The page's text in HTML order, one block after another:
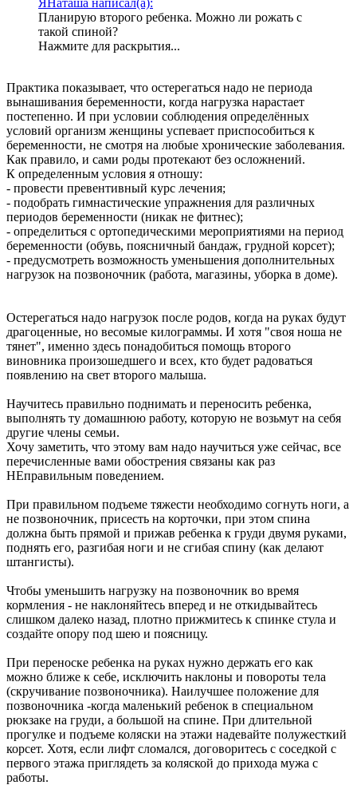
Планирую второго ребенка. Можно ли рожать с
такой спиной?
Нажмите для раскрытия...
Практика показывает, что остерегаться надо не периода
вынашивания беременности, когда нагрузка нарастает
постепенно. И при условии соблюдения определённых
условий организм женщины успевает приспособиться к
беременности, не смотря на любые хронические заболевания.
Как правило, и сами роды протекают без осложнений.
К определенным условия я отношу:
- провести превентивный курс лечения;
- подобрать гимнастические упражнения для различных
периодов беременности (никак не фитнес);
- определиться с ортопедическими мероприятиями на период
беременности (обувь, поясничный бандаж, грудной корсет);
- предусмотреть возможность уменьшения дополнительных
нагрузок на позвоночник (работа, магазины, уборка в доме).
Остерегаться надо нагрузок после родов, когда на руках будут
драгоценные, но весомые килограммы. И хотя "своя ноша не
тянет", именно здесь понадобиться помощь второго
виновника произошедшего и всех, кто будет радоваться
появлению на свет второго малыша.
Научитесь правильно поднимать и переносить ребенка,
выполнять ту домашнюю работу, которую не возьмут на себя
другие члены семьи.
Хочу заметить, что этому вам надо научиться уже сейчас, все
перечисленные вами обострения связаны как раз
НЕправильным поведением.
При правильном подъеме тяжести необходимо согнуть ноги, а
не позвоночник, присесть на корточки, при этом спина
должна быть прямой и прижав ребенка к груди двумя руками,
поднять его, разгибая ноги и не сгибая спину (как делают
штангисты).
Чтобы уменьшить нагрузку на позвоночник во время
кормления - не наклоняйтесь вперед и не откидывайтесь
слишком далеко назад, плотно прижмитесь к спинке стула и
создайте опору под шею и поясницу.
При переноске ребенка на руках нужно держать его как
можно ближе к себе, исключить наклоны и повороты тела
(скручивание позвоночника). Наилучшее положение для
позвоночника -когда маленький ребенок в специальном
рюкзаке на груди, а большой на спине. При длительной
прогулке и подъеме коляски на этажи надевайте полужесткий
корсет. Хотя, если лифт сломался, договоритесь с соседкой с
первого этажа приглядеть за коляской до прихода мужа с
работы.